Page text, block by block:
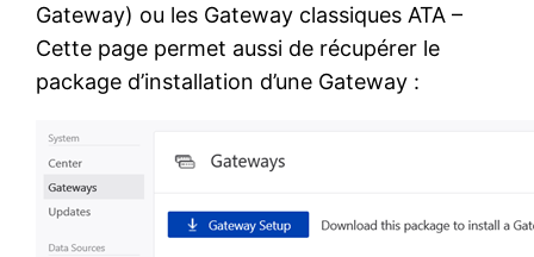
Gateway) ou les Gateway classiques ATA –
Cette page permet aussi de récupérer le
package d’installation d’une Gateway :